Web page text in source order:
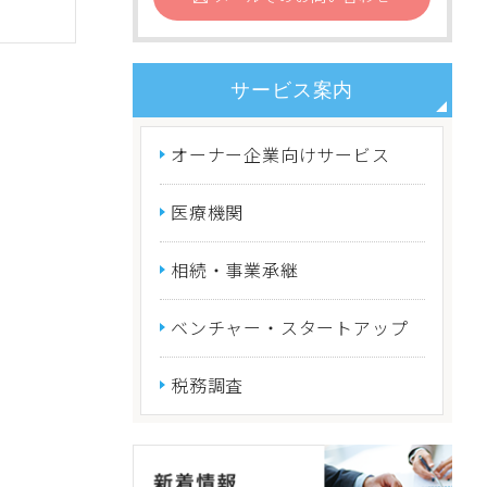
サービス案内
オーナー企業向けサービス
医療機関
相続・事業承継
ベンチャー・スタートアップ
税務調査